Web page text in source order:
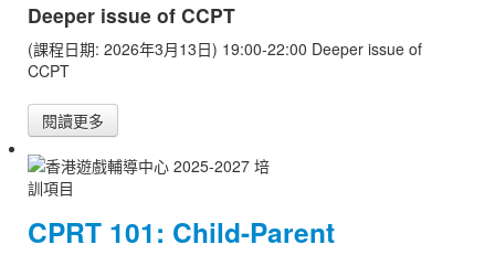
Deeper issue of CCPT
(課程日期: 2026年3月13日) 19:00-22:00 Deeper issue of
CCPT
閱讀更多
CPRT 101: Child-Parent